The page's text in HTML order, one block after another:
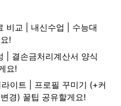
비교 | 내신수업 | 수능대
!
| 결손금처리계산서 양식
요!
이트 | 프로필 꾸미기 (+커
경) 꿀팁 공유할게요!